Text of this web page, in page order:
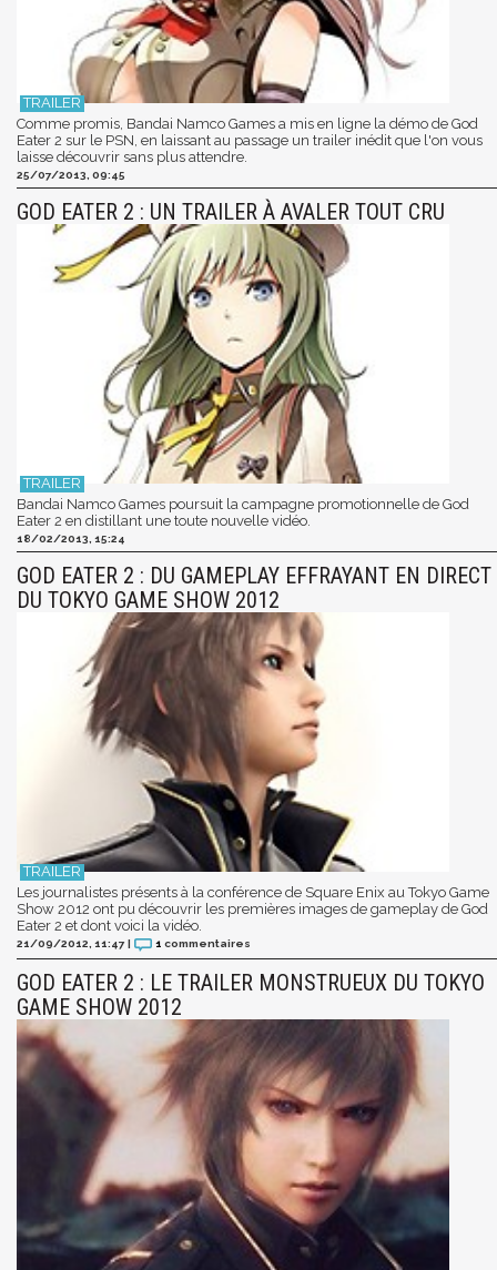
Comme promis, Bandai Namco Games a mis en ligne la démo de God
Eater 2 sur le PSN, en laissant au passage un trailer inédit que l'on vous
laisse découvrir sans plus attendre.
25/07/2013, 09:45
GOD EATER 2 : UN TRAILER À AVALER TOUT CRU
Bandai Namco Games poursuit la campagne promotionnelle de God
Eater 2 en distillant une toute nouvelle vidéo.
18/02/2013, 15:24
GOD EATER 2 : DU GAMEPLAY EFFRAYANT EN DIRECT
DU TOKYO GAME SHOW 2012
Les journalistes présents à la conférence de Square Enix au Tokyo Game
Show 2012 ont pu découvrir les premières images de gameplay de God
Eater 2 et dont voici la vidéo.
21/09/2012, 11:47 1 commentaires
GOD EATER 2 : LE TRAILER MONSTRUEUX DU TOKYO
GAME SHOW 2012